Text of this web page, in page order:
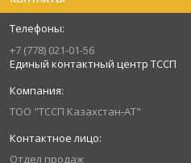
+7 (778) 021-01-56
Единый контактный центр ТССП
ТОО "ТССП Казахстан-АТ"
Отдел продаж